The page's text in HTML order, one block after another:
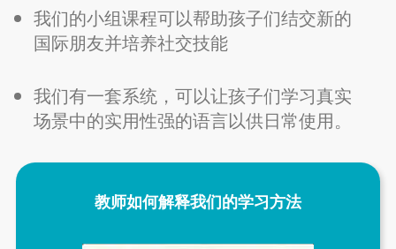
教师如何解释我们的学习方法
我们的小组课程可以帮助孩子们结交新的
国际朋友并培养社交技能
我们有一套系统，可以让孩子们学习真实
场景中的实用性强的语言以供日常使用。